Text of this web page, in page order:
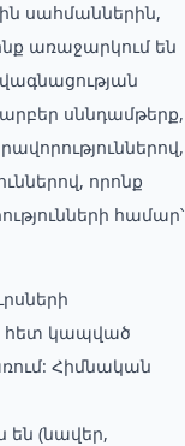
սահմաններին,
առաջարկում են
սննդամթերք,
որոնք
համար՝
հետ կապված
Հիմնական
են (նավեր,